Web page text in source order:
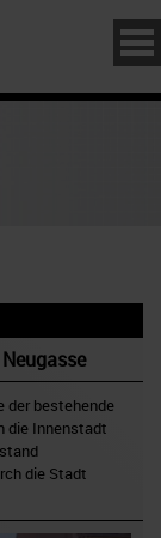
der bestehende
die Innenstadt
die Stadt